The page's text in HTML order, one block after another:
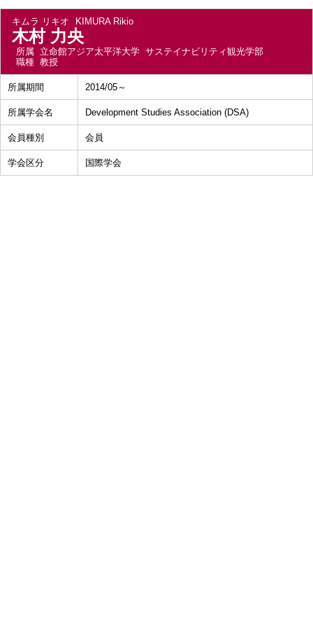
キムラ リキオ KIMURA Rikio
木村 力央
所属 立命館アジア太平洋大学 サステイナビリティ観光学部
職種 教授
所属期間 2014/05～
所属学会名 Development Studies Association (DSA)
会員種別 会員
学会区分 国際学会